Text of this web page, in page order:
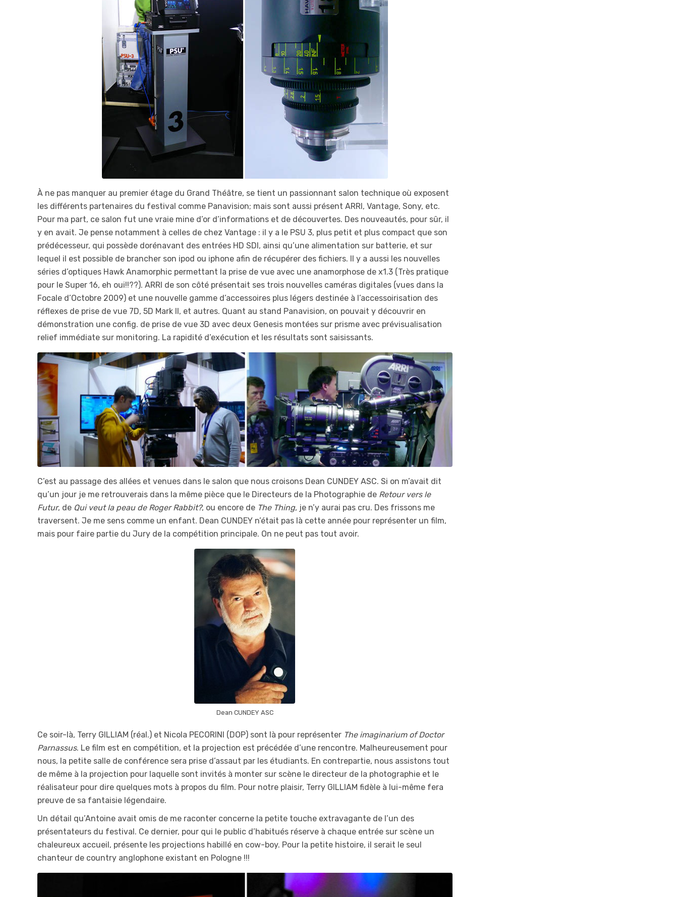
À ne pas manquer au premier étage du Grand Théâtre, se tient un passionnant salon technique où exposent
les différents partenaires du festival comme Panavision; mais sont aussi présent ARRI, Vantage, Sony, etc.
Pour ma part, ce salon fut une vraie mine d’or d’informations et de découvertes. Des nouveautés, pour sûr, il
y en avait. Je pense notamment à celles de chez Vantage : il y a le PSU 3, plus petit et plus compact que son
prédécesseur, qui possède dorénavant des entrées HD SDI, ainsi qu’une alimentation sur batterie, et sur
lequel il est possible de brancher son ipod ou iphone afin de récupérer des fichiers. Il y a aussi les nouvelles
séries d’optiques Hawk Anamorphic permettant la prise de vue avec une anamorphose de x1.3 (Très pratique
pour le Super 16, eh oui!!??). ARRI de son côté présentait ses trois nouvelles caméras digitales (vues dans la
Focale d’Octobre 2009) et une nouvelle gamme d’accessoires plus légers destinée à l’accessoirisation des
réflexes de prise de vue 7D, 5D Mark II, et autres. Quant au stand Panavision, on pouvait y découvrir en
démonstration une config. de prise de vue 3D avec deux Genesis montées sur prisme avec prévisualisation
relief immédiate sur monitoring. La rapidité d’exécution et les résultats sont saisissants.
C’est au passage des allées et venues dans le salon que nous croisons Dean CUNDEY ASC. Si on m’avait dit
qu’un jour je me retrouverais dans la même pièce que le Directeurs de la Photographie de Retour vers le
Futur, de Qui veut la peau de Roger Rabbit?, ou encore de The Thing, je n’y aurai pas cru. Des frissons me
traversent. Je me sens comme un enfant. Dean CUNDEY n’était pas là cette année pour représenter un film,
mais pour faire partie du Jury de la compétition principale. On ne peut pas tout avoir.
Dean CUNDEY ASC
Ce soir-là, Terry GILLIAM (réal.) et Nicola PECORINI (DOP) sont là pour représenter The imaginarium of Doctor
Parnassus. Le film est en compétition, et la projection est précédée d’une rencontre. Malheureusement pour
nous, la petite salle de conférence sera prise d’assaut par les étudiants. En contrepartie, nous assistons tout
de même à la projection pour laquelle sont invités à monter sur scène le directeur de la photographie et le
réalisateur pour dire quelques mots à propos du film. Pour notre plaisir, Terry GILLIAM fidèle à lui-même fera
preuve de sa fantaisie légendaire.
Un détail qu’Antoine avait omis de me raconter concerne la petite touche extravagante de l’un des
présentateurs du festival. Ce dernier, pour qui le public d’habitués réserve à chaque entrée sur scène un
chaleureux accueil, présente les projections habillé en cow-boy. Pour la petite histoire, il serait le seul
chanteur de country anglophone existant en Pologne !!!